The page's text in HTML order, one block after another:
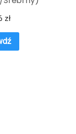
zł